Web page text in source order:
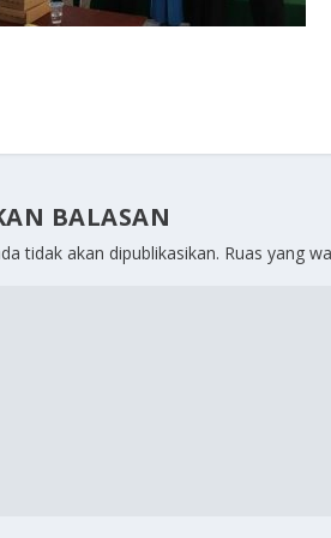
BALASAN
tidak akan dipublikasikan. Ruas yang